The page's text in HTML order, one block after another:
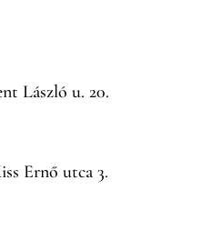
László u. 20.
Ernő utca 3.